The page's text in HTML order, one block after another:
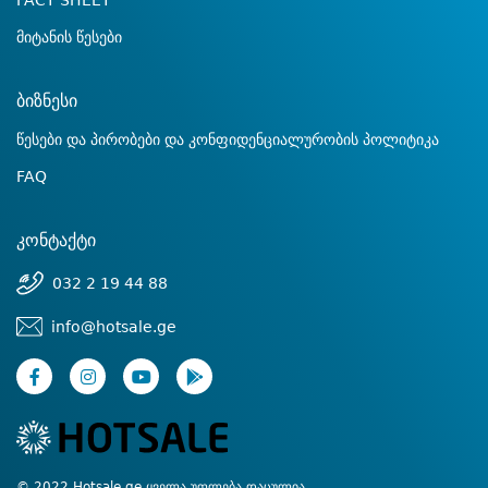
მიტანის წესები
ბიზნესი
წესები და პირობები და კონფიდენციალურობის პოლიტიკა
FAQ
კონტაქტი
032 2 19 44 88
info@hotsale.ge